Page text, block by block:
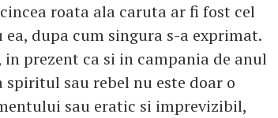
roata ala caruta ar fi fost cel
dupa cum singura s-a exprimat.
prezent ca si in campania de anul
sau rebel nu este doar o
sau eratic si imprevizibil,